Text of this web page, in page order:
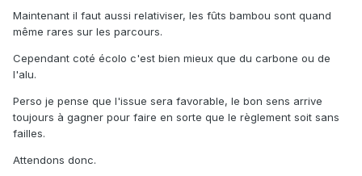
Maintenant il faut aussi relativiser, les fûts bambou sont quand
même rares sur les parcours.
Cependant coté écolo c'est bien mieux que du carbone ou de
l'alu.
Perso je pense que l'issue sera favorable, le bon sens arrive
toujours à gagner pour faire en sorte que le règlement soit sans
failles.
Attendons donc.